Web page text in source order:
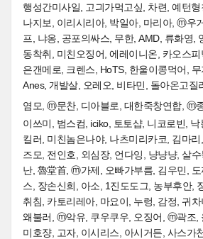
행성간미사일, 고긔가먹고싶, 차련, 예턴형
나지보, 이리시리아, 박일아, 마리아, ⓜ우
프, 냐옹, 공포의싸스, 무한, AMD, 류화영,
동착취, 미친오징어, 에레이니온, 카오스
은갠메로, 크렌스, HoTS, 한울이콩먹어, 무
Anes, 개발살, 오레오, 비타민, 돌아온고
염모, ⓜ문찬, 디아블로, 대한죽창연합, ⓜ
이쓰미, 범스컴, iciko, 토토샵, 니코로빈,
킬러, 미친놈은나야, 나츠미리카코, 김마
즈모, 전인호, 외심장, 언다잉, 냥냥냥, 살
난, 魯堂首, ⓜ가제, 오빠가부름, 김우민,
스, 장손신희, 아소, 1진도도그, 농부후안,
취침, 카토리레아, 마요이, 누렁, 감정, 귀
왜불러, ⓜ악유, 쿠우쿠우, 오징어, ⓜ곽조,
미호쟝, 고자, 이시리스, 아시거든, 사스가